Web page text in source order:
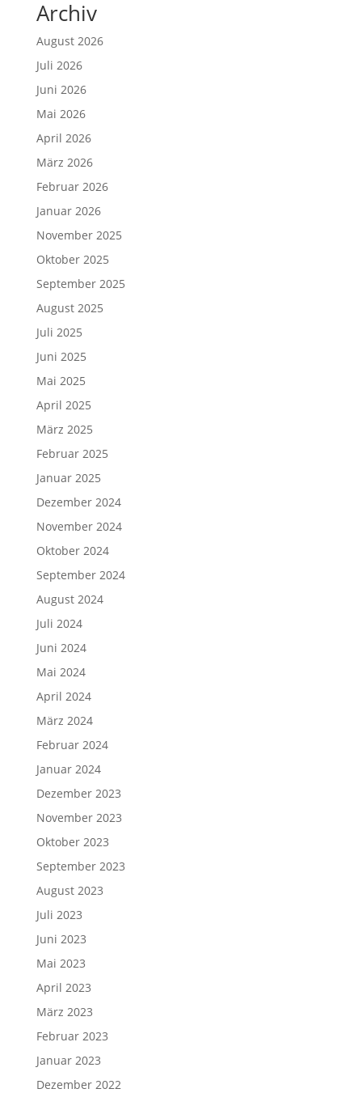
Archiv
August 2026
Juli 2026
Juni 2026
Mai 2026
April 2026
März 2026
Februar 2026
Januar 2026
November 2025
Oktober 2025
September 2025
August 2025
Juli 2025
Juni 2025
Mai 2025
April 2025
März 2025
Februar 2025
Januar 2025
Dezember 2024
November 2024
Oktober 2024
September 2024
August 2024
Juli 2024
Juni 2024
Mai 2024
April 2024
März 2024
Februar 2024
Januar 2024
Dezember 2023
November 2023
Oktober 2023
September 2023
August 2023
Juli 2023
Juni 2023
Mai 2023
April 2023
März 2023
Februar 2023
Januar 2023
Dezember 2022